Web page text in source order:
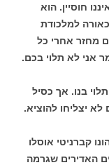
חוסיין. הוא
למלכודת
מחזר אחרי כל
אני לא תלוי בכם.
בנו. אך כסיל
יצליחו להוציא.
קברניטי אוסלו
האדירים שגרמה